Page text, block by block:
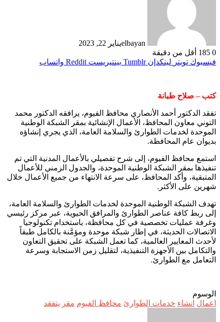
elbayanيناير 22, 2023
0
أقل من دقيقة
فيسبوك تويتر لينكدإن بينتيريست واتساب
كتب – صلاح طبانة
تفقد الدكتور أحمد الأنصاري محافظ الفيوم، يرافقه الدكتور محمد
التوني معاون المحافظ، الأعمال الإنشائية بمقر الشبكة الوطنية
الموحدة لخدمات الطوارئ والسلامة العامة، الذي يجري إنشاؤه
بديوان عام المحافظة.
استمع محافظ الفيوم، إلى شرح تفصيلي بالأعمال المدنية التي تم
تنفيذها بمقر الشبكة الوطنية الموحدة، والجدول الزمني للأعمال
المتبقية، وأكد المحافظ، على سرعة الانتهاء من جميع الأعمال خلال
شهرين على الأكثر.
تهدف الشبكة الوطنية الموحدة لخدمات الطوارئ والسلامة العامة،
إلى ربط كافة عناصر الطوارئ والمرافق الحيوية، عبر مركز رئيسي
وغرفة عمليات تخصصية في كل محافظة، باستخدام تكنولوجيا
الاتصالات الحديثة، في إطار شبكة موحدة ومؤمَّنة بالكامل طبقاً
لأحدث المعايير العالمية، كما تعمل الشبكة على تحقيق التعاون
والتكامل بين الأجهزة التنفيذية، لتقليل زمن الاستجابة وسرعة
التعامل مع الطوارئ.
الوسوم
اعمال انشاء خدمات الطوارئ محافظ الفيوم مقر يتفقد